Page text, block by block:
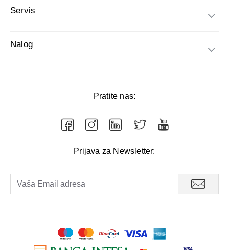
Servis
Nalog
Pratite nas:
Prijava za Newsletter: